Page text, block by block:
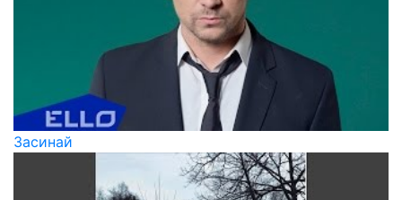
Засинай